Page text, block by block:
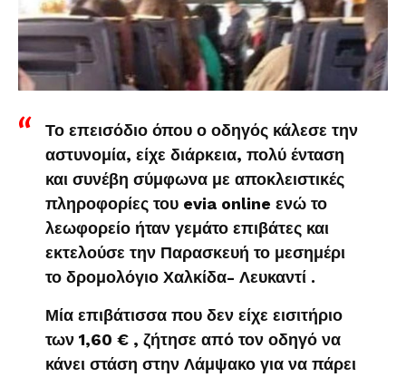
Το επεισόδιο όπου ο οδηγός κάλεσε την
αστυνομία, είχε διάρκεια, πολύ ένταση
και συνέβη σύμφωνα με αποκλειστικές
πληροφορίες του evia online ενώ το
λεωφορείο ήταν γεμάτο επιβάτες και
εκτελούσε την Παρασκευή το μεσημέρι
το δρομολόγιο Χαλκίδα- Λευκαντί .
Μία επιβάτισσα που δεν είχε εισιτήριο
των 1,60 € , ζήτησε από τον οδηγό να
κάνει στάση στην Λάμψακο για να πάρει